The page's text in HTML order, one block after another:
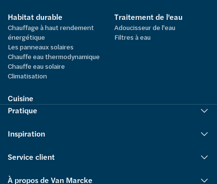
Habitat durable
Chauffage à haut rendement
énergétique
Les panneaux solaires
Chauffe eau thermodynamique
Chauffe eau solaire
Climatisation
Traitement de l'eau
Adoucisseur de l'eau
Filtres à eau
Cuisine
Pratique
Inspiration
Service client
À propos de Van Marcke